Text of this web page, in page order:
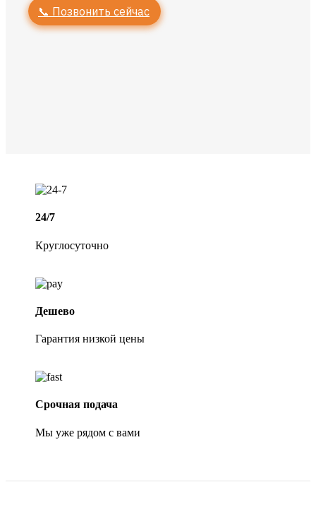
📞 Позвонить сейчас
24/7
Круглосуточно
Дешево
Гарантия низкой цены
Срочная подача
Мы уже рядом с вами